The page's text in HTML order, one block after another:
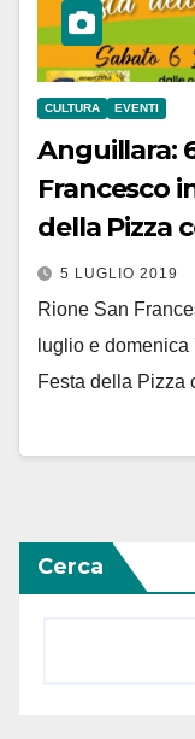
CULTURA EVENTI
Anguillara:
Francesco
della Pizza
5 LUGLIO 2019
Rione San
luglio e
Festa della Pizza
Cerca